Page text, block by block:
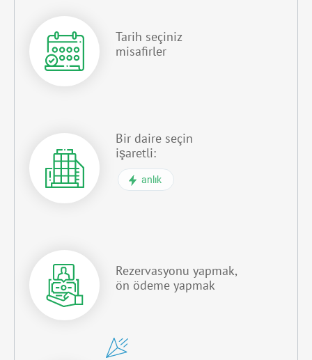
Tarih seçiniz
misafirler
Bir daire seçin
işaretli:
anlık
Rezervasyonu yapmak,
ön ödeme yapmak